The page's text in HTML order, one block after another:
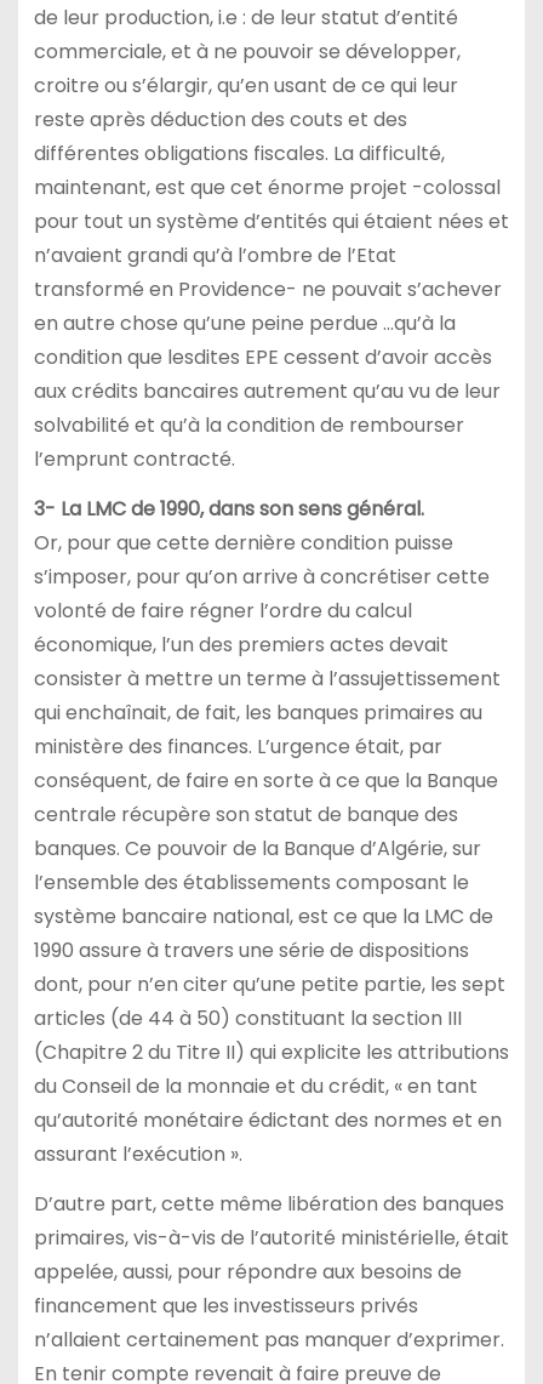
de leur production, i.e : de leur statut d’entité
commerciale, et à ne pouvoir se développer,
croitre ou s’élargir, qu’en usant de ce qui leur
reste après déduction des couts et des
différentes obligations fiscales. La difficulté,
maintenant, est que cet énorme projet -colossal
pour tout un système d’entités qui étaient nées et
n’avaient grandi qu’à l’ombre de l’Etat
transformé en Providence- ne pouvait s’achever
en autre chose qu’une peine perdue …qu’à la
condition que lesdites EPE cessent d’avoir accès
aux crédits bancaires autrement qu’au vu de leur
solvabilité et qu’à la condition de rembourser
l’emprunt contracté.
3- La LMC de 1990, dans son sens général.
Or, pour que cette dernière condition puisse
s’imposer, pour qu’on arrive à concrétiser cette
volonté de faire régner l’ordre du calcul
économique, l’un des premiers actes devait
consister à mettre un terme à l’assujettissement
qui enchaînait, de fait, les banques primaires au
ministère des finances. L’urgence était, par
conséquent, de faire en sorte à ce que la Banque
centrale récupère son statut de banque des
banques. Ce pouvoir de la Banque d’Algérie, sur
l’ensemble des établissements composant le
système bancaire national, est ce que la LMC de
1990 assure à travers une série de dispositions
dont, pour n’en citer qu’une petite partie, les sept
articles (de 44 à 50) constituant la section III
(Chapitre 2 du Titre II) qui explicite les attributions
du Conseil de la monnaie et du crédit, « en tant
qu’autorité monétaire édictant des normes et en
assurant l’exécution ».
D’autre part, cette même libération des banques
primaires, vis-à-vis de l’autorité ministérielle, était
appelée, aussi, pour répondre aux besoins de
financement que les investisseurs privés
n’allaient certainement pas manquer d’exprimer.
En tenir compte revenait à faire preuve de